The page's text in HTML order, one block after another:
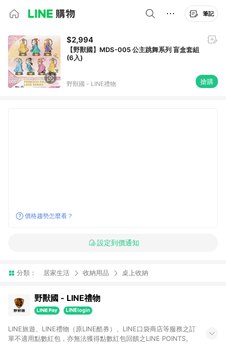
筆記
$2,994
【野獸國】MDS-005 公主跳舞系列 盲盒套組
(6入)
野獸國 - LINE禮物 搶購
價格趨勢怎麼看？
設定到價通知
分類： 居家生活 收納用品 桌上收納
野獸國 - LINE禮物
LINE旅遊、LINE禮物（原LINE酷券）、LINE口袋商店等服務之訂
單不適用點數紅包，亦無法獲得點數紅包回饋之LINE POINTS。